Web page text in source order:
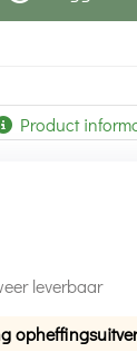
Product
leverbaar